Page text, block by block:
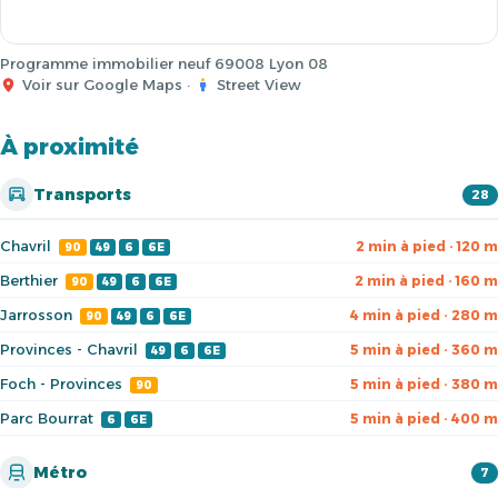
Programme immobilier neuf 69008 Lyon 08
Voir sur Google Maps · Street View
À proximité
Transports 28
Chavril 90 49 6 6E 2 min à pied · 120 m
Berthier 90 49 6 6E 2 min à pied · 160 m
Jarrosson 90 49 6 6E 4 min à pied · 280 m
Provinces - Chavril 49 6 6E 5 min à pied · 360 m
Foch - Provinces 90 5 min à pied · 380 m
Parc Bourrat 6 6E 5 min à pied · 400 m
Métro 7